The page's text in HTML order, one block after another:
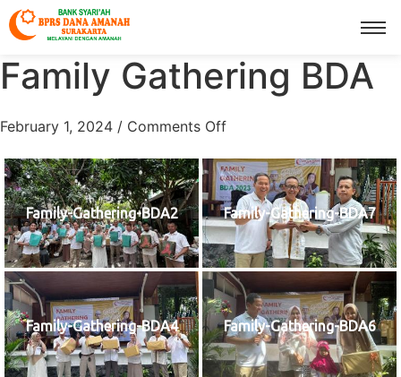
Family Gathering BDA
February 1, 2024 / Comments Off
Family-Gathering-BDA2 Family-Gathering-BDA7
Family-Gathering-BDA4 Family-Gathering-BDA6